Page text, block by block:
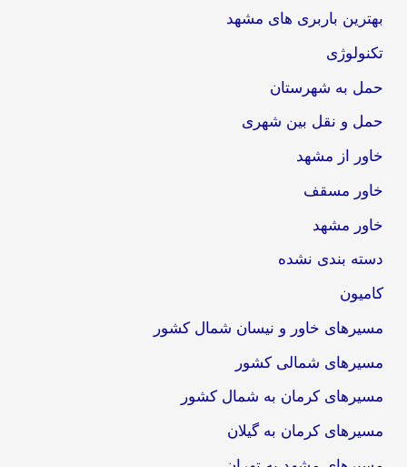
بهترین باربری های مشهد
تکنولوژی
حمل به شهرستان
حمل و نقل بین شهری
خاور از مشهد
خاور مسقف
خاور مشهد
دسته بندی نشده
کامیون
مسیرهای خاور و نیسان شمال کشور
مسیرهای شمالی کشور
مسیرهای کرمان به شمال کشور
مسیرهای کرمان به گیلان